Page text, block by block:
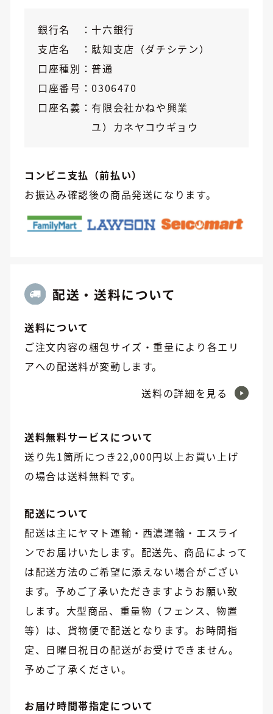
銀行名
十六銀行
支店名
駄知支店（ダチシテン）
口座種別
普通
口座番号
0306470
口座名義
有限会社かねや興業
ユ）カネヤコウギョウ
コンビニ支払（前払い）
お振込み確認後の商品発送になります。
配送・送料について
送料について
ご注文内容の梱包サイズ・重量により各エリ
アへの配送料が変動します。
送料の詳細を見る
送料無料サービスについて
送り先1箇所につき22,000円以上お買い上げ
の場合は送料無料です。
配送について
配送は主にヤマト運輸・西濃運輸・エスライ
ンでお届けいたします。配送先、商品によって
は配送方法のご希望に添えない場合がござい
ます。予めご了承いただきますようお願い致
します。大型商品、重量物（フェンス、物置
等）は、貨物便で配送となります。お時間指
定、日曜日祝日の配送がお受けできません。
予めご了承ください。
お届け時間帯指定について